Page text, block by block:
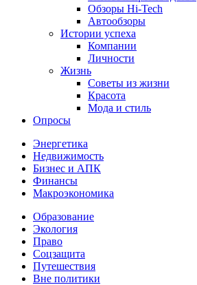
Обзоры Hi-Tech
Автообзоры
Истории успеха
Компании
Личности
Жизнь
Советы из жизни
Красота
Мода и стиль
Опросы
Энергетика
Недвижимость
Бизнес и АПК
Финансы
Макроэкономика
Образование
Экология
Право
Соцзащита
Путешествия
Вне политики